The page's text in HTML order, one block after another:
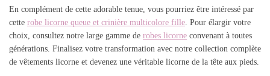
En complément de cette adorable tenue, vous pourriez être intéressé par
cette robe licorne queue et crinière multicolore fille . Pour élargir votre
choix, consultez notre large gamme de robes licorne convenant à toutes
générations. Finalisez votre transformation avec notre collection complète
de vêtements licorne et devenez une véritable licorne de la tête aux pieds.